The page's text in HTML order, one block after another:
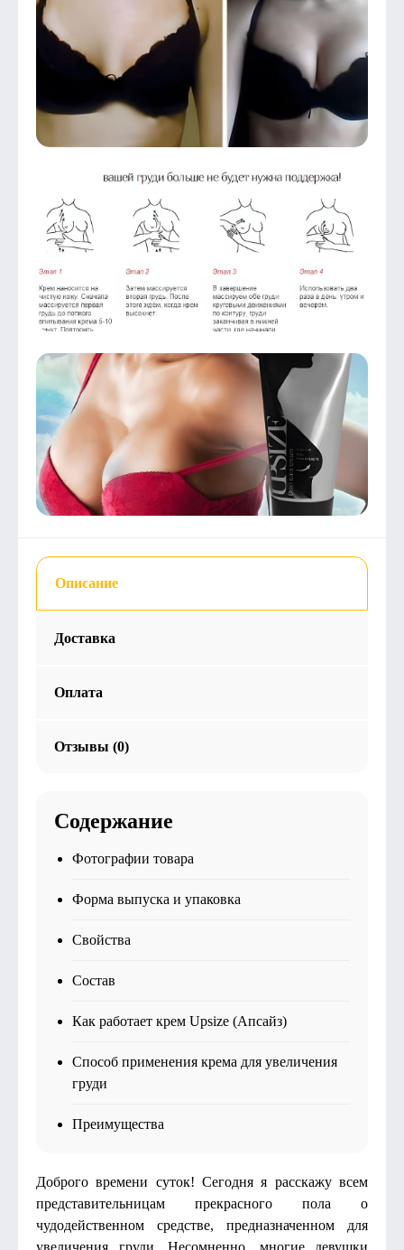
Описание
Доставка
Оплата
Отзывы (0)
Содержание
Фотографии товара
Форма выпуска и упаковка
Свойства
Состав
Как работает крем Upsize (Апсайз)
Способ применения крема для увеличения
груди
Преимущества
Доброго времени суток! Сегодня я расскажу всем
представительницам прекрасного пола о
чудодейственном средстве, предназначенном для
увеличения груди. Несомненно, многие девушки